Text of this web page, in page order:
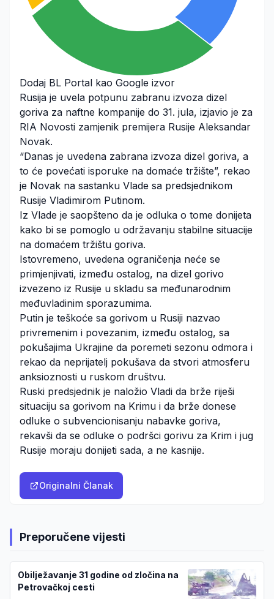
Dodaj BL Portal kao Google izvor
Rusija je uvela potpunu zabranu izvoza dizel
goriva za naftne kompanije do 31. jula, izjavio je za
RIA Novosti zamjenik premijera Rusije Aleksandar
Novak.
“Danas je uvedena zabrana izvoza dizel goriva, a
to će povećati isporuke na domaće tržište”, rekao
je Novak na sastanku Vlade sa predsjednikom
Rusije Vladimirom Putinom.
Iz Vlade je saopšteno da je odluka o tome donijeta
kako bi se pomoglo u održavanju stabilne situacije
na domaćem tržištu goriva.
Istovremeno, uvedena ograničenja neće se
primjenjivati, između ostalog, na dizel gorivo
izvezeno iz Rusije u skladu sa međunarodnim
međuvladinim sporazumima.
Putin je teškoće sa gorivom u Rusiji nazvao
privremenim i povezanim, između ostalog, sa
pokušajima Ukrajine da poremeti sezonu odmora i
rekao da neprijatelj pokušava da stvori atmosferu
anksioznosti u ruskom društvu.
Ruski predsjednik je naložio Vladi da brže riješi
situaciju sa gorivom na Krimu i da brže donese
odluke o subvencionisanju nabavke goriva,
rekavši da se odluke o podršci gorivu za Krim i jug
Rusije moraju donijeti sada, a ne kasnije.
Originalni Članak
Preporučene vijesti
Obilježavanje 31 godine od zločina na
Petrovačkoj cesti